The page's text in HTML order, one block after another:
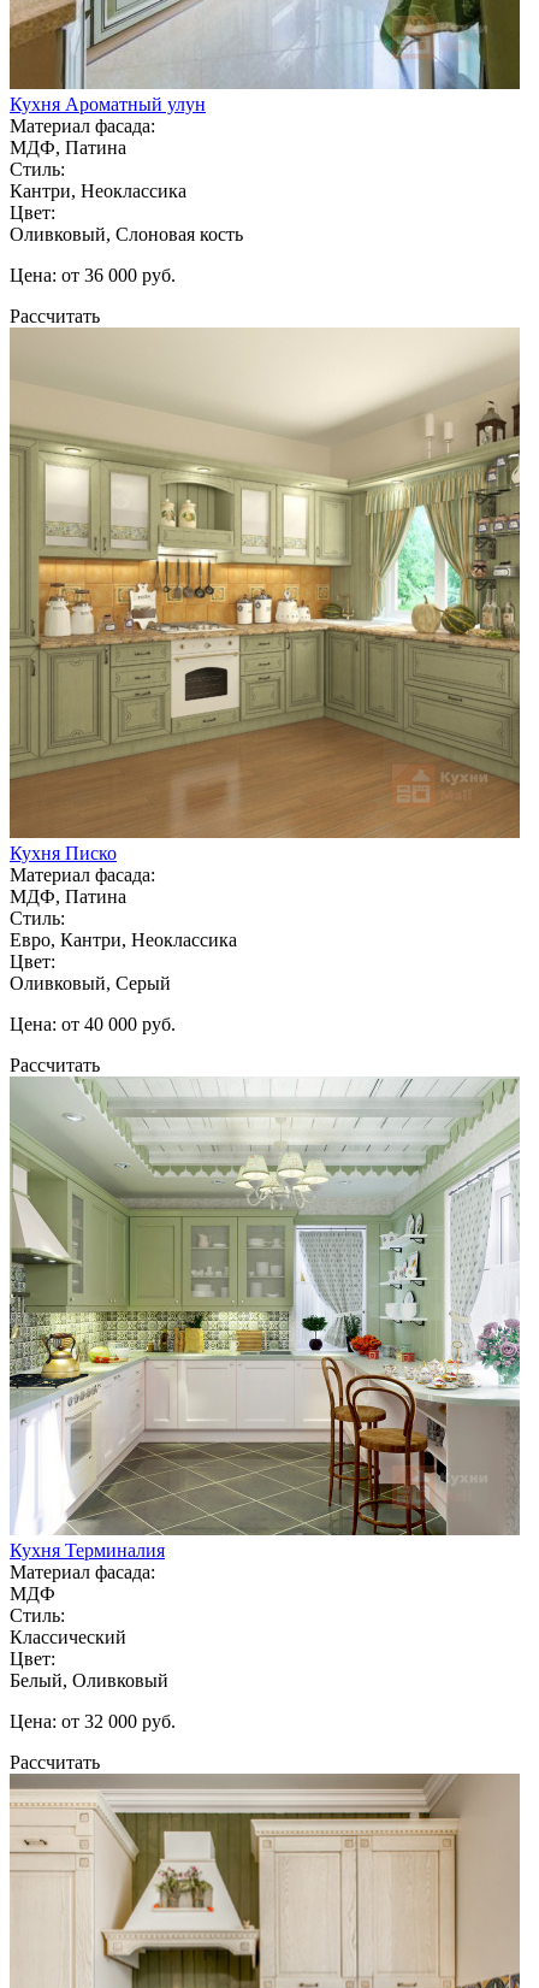
Кухня Ароматный улун
Материал фасада:
МДФ, Патина
Стиль:
Кантри, Неоклассика
Цвет:
Оливковый, Слоновая кость
Цена: от 36 000 руб.
Рассчитать
Кухня Писко
Материал фасада:
МДФ, Патина
Стиль:
Евро, Кантри, Неоклассика
Цвет:
Оливковый, Серый
Цена: от 40 000 руб.
Рассчитать
Кухня Терминалия
Материал фасада:
МДФ
Стиль:
Классический
Цвет:
Белый, Оливковый
Цена: от 32 000 руб.
Рассчитать